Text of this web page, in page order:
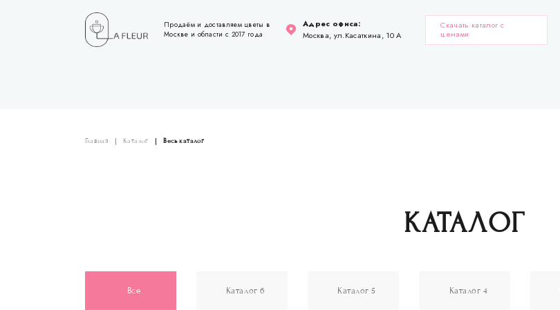
Продаём и доставляем цветы в
Москве и области с 2017 года
Адрес офиса:
Москва, ул.Касаткина, 10 А
Скачать каталог с
ценами
Главная Каталог Весь каталог
КАТАЛОГ
Все Каталог 6 Каталог 5 Каталог 4